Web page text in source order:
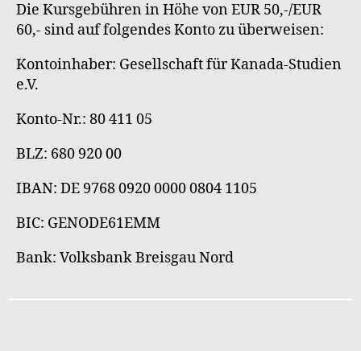
Die Kursgebühren in Höhe von EUR 50,-/EUR
60,- sind auf folgendes Konto zu überweisen:
Kontoinhaber: Gesellschaft für Kanada-Studien
e.V.
Konto-Nr.: 80 411 05
BLZ: 680 920 00
IBAN: DE 9768 0920 0000 0804 1105
BIC: GENODE61EMM
Bank: Volksbank Breisgau Nord